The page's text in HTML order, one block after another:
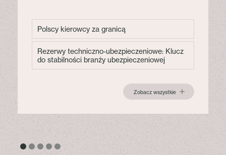
Polscy kierowcy za granicą
Rezerwy techniczno-ubezpieczeniowe: Klucz
do stabilności branży ubezpieczeniowej
Zobacz wszystkie